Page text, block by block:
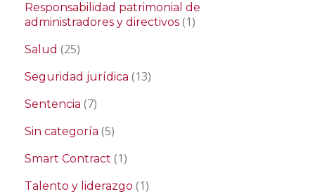
Responsabilidad patrimonial de
administradores y directivos (1)
Salud (25)
Seguridad jurídica (13)
Sentencia (7)
Sin categoría (5)
Smart Contract (1)
Talento y liderazgo (1)